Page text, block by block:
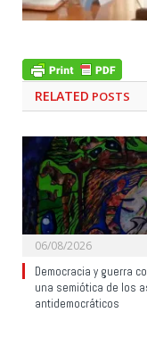
RELATED POSTS
06/08/2026
Democracia y guerra
una semiótica de los
antidemocráticos